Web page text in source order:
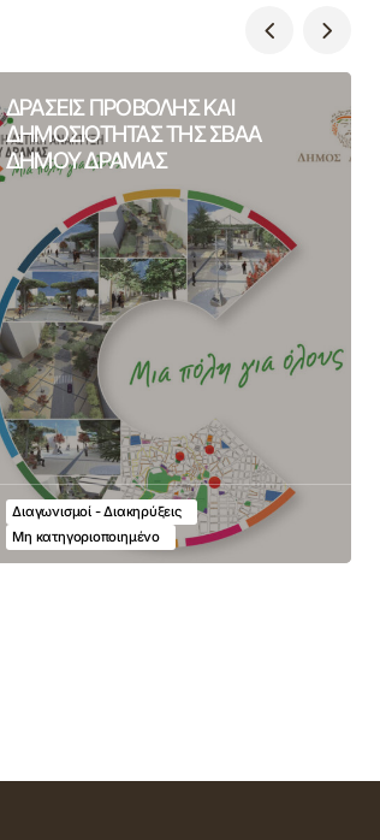
ΔΡΑΣΕΙΣ ΠΡΟΒΟΛΗΣ ΚΑΙ
ΔΗΜΟΣΙΟΤΗΤΑΣ ΤΗΣ ΣΒΑΑ
ΔΗΜΟΥ ΔΡΑΜΑΣ
Διαγωνισμοί - Διακηρύξεις
Μη κατηγοριοποιημένο